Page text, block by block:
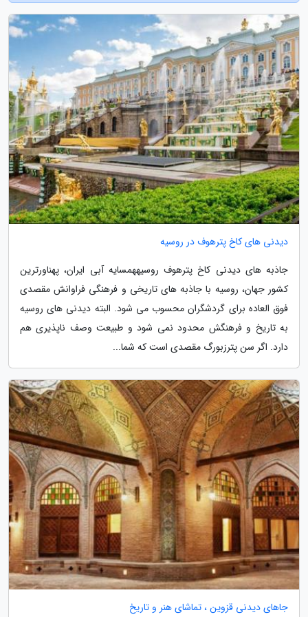
دیدنی های کاخ پترهوف در روسیه
جاذبه های دیدنی کاخ پترهوف روسیههمسایه آبی ایران، پهناورترین
کشور جهان، روسیه با جاذبه های تاریخی و فرهنگی فراوانش مقصدی
فوق العاده برای گردشگران محسوب می شود. البته دیدنی های روسیه
به تاریخ و فرهنگش محدود نمی شود و طبیعت وصف ناپذیری هم
دارد. اگر سن پترزبورگ مقصدی است که شما...
جاهای دیدنی قزوین ، تماشای هنر و تاریخ